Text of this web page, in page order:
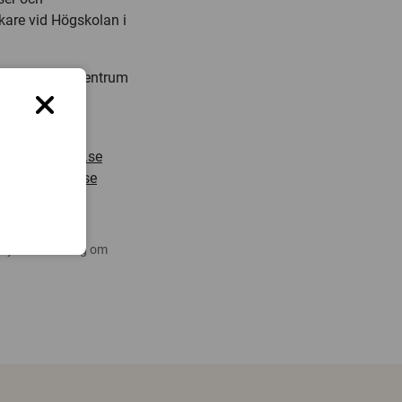
vid Högskolan i
kronor av Centrum
forskning om